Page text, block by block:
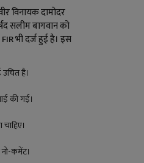
विनायक दामोदर
सलीम बागवान को
भी दर्ज हुई है। इस
है।
की गई।
कमेंट।